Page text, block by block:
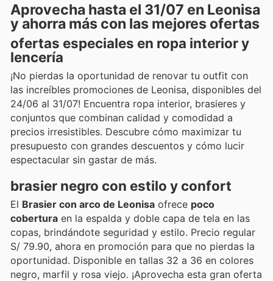
Aprovecha hasta el 31/07 en Leonisa
y ahorra más con las mejores ofertas
ofertas especiales en ropa interior y
lencería
¡No pierdas la oportunidad de renovar tu outfit con
las increíbles promociones de Leonisa, disponibles del
24/06 al 31/07! Encuentra ropa interior, brasieres y
conjuntos que combinan calidad y comodidad a
precios irresistibles. Descubre cómo maximizar tu
presupuesto con grandes descuentos y cómo lucir
espectacular sin gastar de más.
brasier negro con estilo y confort
El Brasier con arco de Leonisa ofrece poco
cobertura en la espalda y doble capa de tela en las
copas, brindándote seguridad y estilo. Precio regular
S/ 79.90, ahora en promoción para que no pierdas la
oportunidad. Disponible en tallas 32 a 36 en colores
negro, marfil y rosa viejo. ¡Aprovecha esta gran oferta